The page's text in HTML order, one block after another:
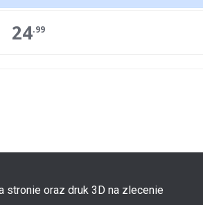
24.99
stronie oraz druk 3D na zlecenie